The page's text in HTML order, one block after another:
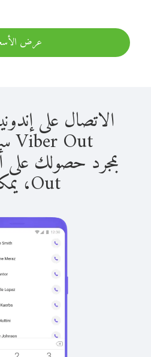
عرض
الاتصال على
Viber Out سهل للغاية.
Out، يمكنك: